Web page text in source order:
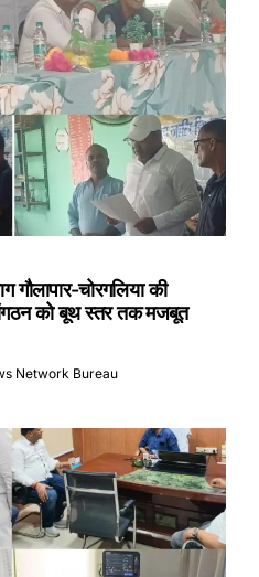
गौलापार-चोरगलिया की
को बूथ स्तर तक मजबूत
Network Bureau